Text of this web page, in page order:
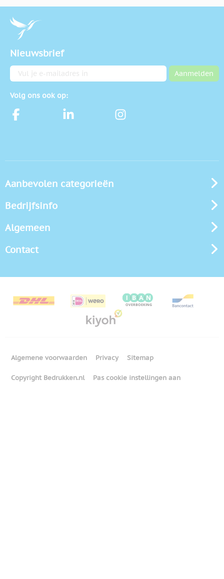
Nieuwsbrief
E-mailadres Aanmelden
Volg ons ook op:
Aanbevolen categorieën
Bedrijfsinfo
Algemeen
Contact
Algemene voorwaarden Privacy Sitemap
Copyright Bedrukken.nl Pas cookie instellingen aan